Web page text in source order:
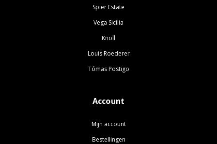
Spier Estate
Vega Sicilia
Knoll
Louis Roederer
Tómas Postigo
Account
Mijn account
Bestellingen